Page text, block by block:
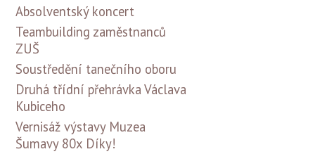
Absolventský koncert
Teambuilding zaměstnanců
ZUŠ
Soustředění tanečního oboru
Druhá třídní přehrávka Václava
Kubiceho
Vernisáž výstavy Muzea
Šumavy 80x Díky!